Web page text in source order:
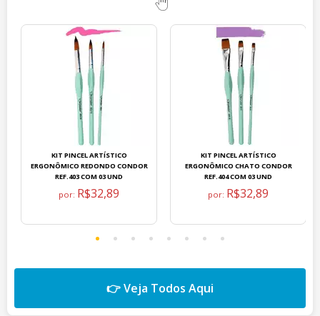
KIT PINCEL ARTÍSTICO
ERGONÔMICO REDONDO CONDOR
REF.403 COM 03 UND
por: R$32,89
KIT PINCEL ARTÍSTICO
ERGONÔMICO CHATO CONDOR
REF.404 COM 03 UND
por: R$32,89
👉 Veja Todos Aqui